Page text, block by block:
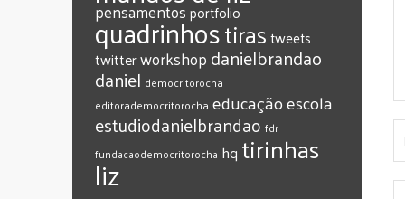
pensamentosportfolio
quadrinhostirastweets
twitterworkshop‎danielbrandao‬
‎daniel‬ ‎democritorocha
‎editorademocritorocha ‎educação‎escola
‎estudiodanielbrandao ‎fdr
‎fundacaodemocritorocha ‎hq ‎tirinhas
‪‎liz